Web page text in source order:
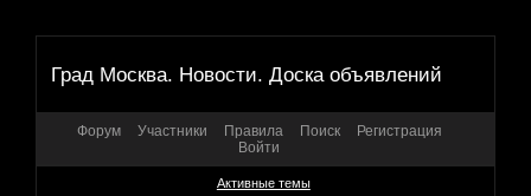
Град Москва. Новости. Доска объявлений
Форум Участники Правила Поиск
Регистрация
Войти
Активные темы